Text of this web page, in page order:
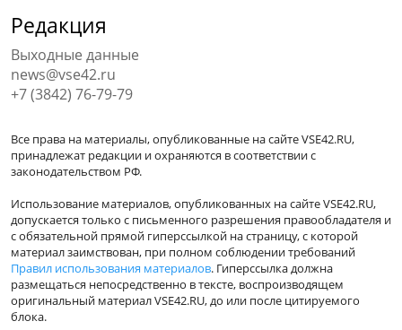
Редакция
Выходные данные
news@vse42.ru
+7 (3842) 76-79-79
Все права на материалы, опубликованные на сайте VSE42.RU,
принадлежат редакции и охраняются в соответствии с
законодательством РФ.
Использование материалов, опубликованных на сайте VSE42.RU,
допускается только с письменного разрешения правообладателя и
с обязательной прямой гиперссылкой на страницу, с которой
материал заимствован, при полном соблюдении требований
Правил использования материалов. Гиперссылка должна
размещаться непосредственно в тексте, воспроизводящем
оригинальный материал VSE42.RU, до или после цитируемого
блока.